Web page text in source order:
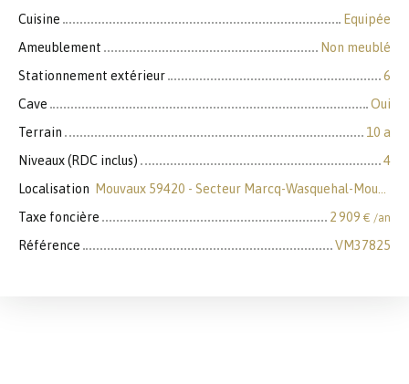
Cuisine
Equipée
Ameublement
Non meublé
Stationnement extérieur
6
Cave
Oui
Terrain
10 a
Niveaux (RDC inclus)
4
Localisation
Mouvaux 59420 - Secteur Marcq-Wasquehal-Mouvaux
Taxe foncière
2 909 € /an
Référence VM37825